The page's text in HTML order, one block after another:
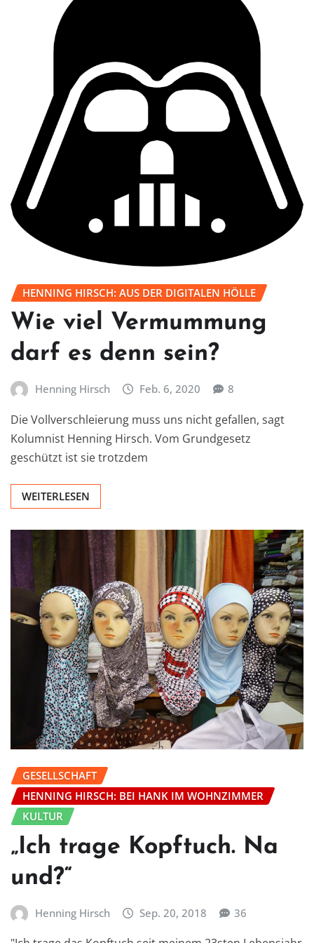
HENNING HIRSCH: AUS DER DIGITALEN HÖLLE
Wie viel Vermummung
darf es denn sein?
Henning Hirsch Feb. 6, 2020 8
Die Vollverschleierung muss uns nicht gefallen, sagt
Kolumnist Henning Hirsch. Vom Grundgesetz
geschützt ist sie trotzdem
WEITERLESEN
GESELLSCHAFT
HENNING HIRSCH: BEI HANK IM WOHNZIMMER
KULTUR
„Ich trage Kopftuch. Na
und?“
Henning Hirsch Sep. 20, 2018 36